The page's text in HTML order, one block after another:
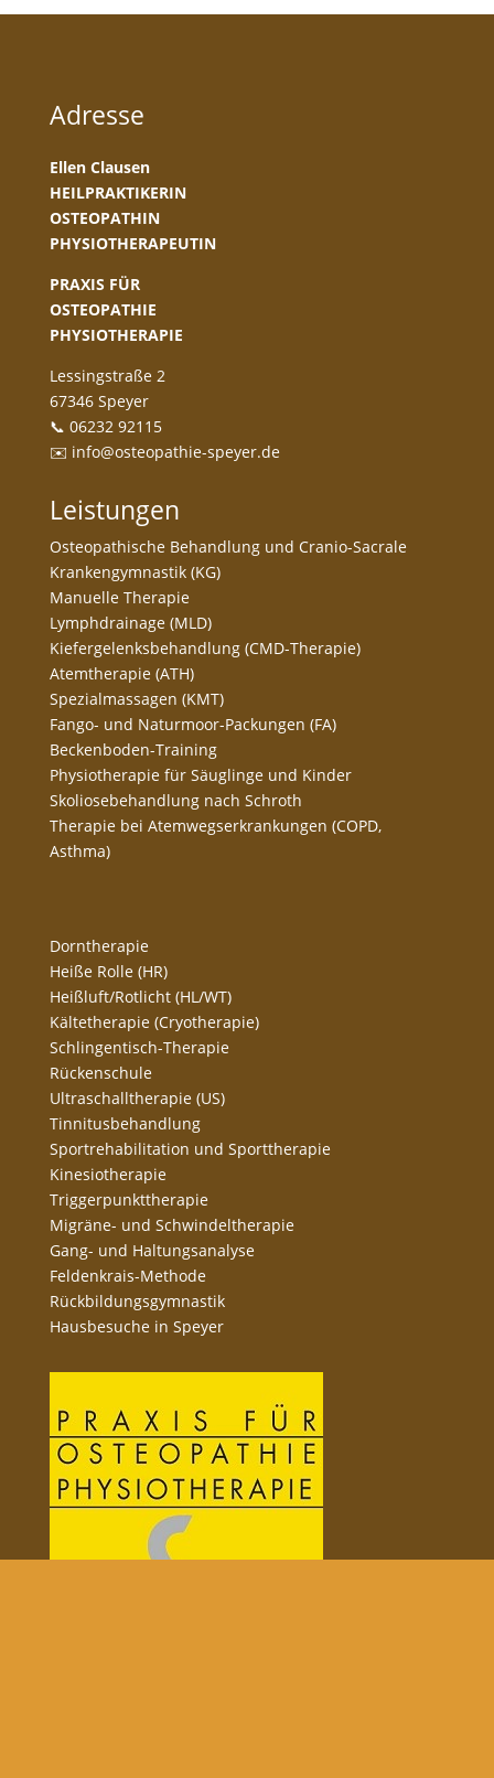
Adresse
Ellen Clausen
HEILPRAKTIKERIN
OSTEOPATHIN
PHYSIOTHERAPEUTIN
PRAXIS FÜR
OSTEOPATHIE
PHYSIOTHERAPIE
Lessingstraße 2
67346 Speyer
📞 06232 92115
✉️ info@osteopathie-speyer.de
Leistungen
Osteopathische Behandlung und Cranio-Sacrale
Krankengymnastik (KG)
Manuelle Therapie
Lymphdrainage (MLD)
Kiefergelenksbehandlung (CMD-Therapie)
Atemtherapie (ATH)
Spezialmassagen (KMT)
Fango- und Naturmoor-Packungen (FA)
Beckenboden-Training
Physiotherapie für Säuglinge und Kinder
Skoliosebehandlung nach Schroth
Therapie bei Atemwegserkrankungen (COPD,
Asthma)
Dorntherapie
Heiße Rolle (HR)
Heißluft/Rotlicht (HL/WT)
Kältetherapie (Cryotherapie)
Schlingentisch-Therapie
Rückenschule
Ultraschalltherapie (US)
Tinnitusbehandlung
Sportrehabilitation und Sporttherapie
Kinesiotherapie
Triggerpunkttherapie
Migräne- und Schwindeltherapie
Gang- und Haltungsanalyse
Feldenkrais-Methode
Rückbildungsgymnastik
Hausbesuche in Speyer